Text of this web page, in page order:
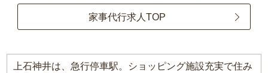
家事代行求人TOP
上石神井は、急行停車駅。ショッピング施設充実で住み